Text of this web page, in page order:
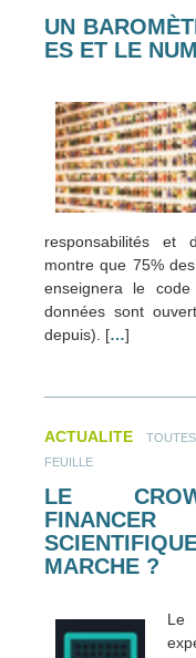
UN
ES ET LE
responsabilités et
montre que 75%
enseignera le
données sont
depuis). […]
ACTUALITE
FEUILLE
LE
MARCHE ?
Le